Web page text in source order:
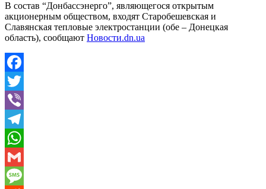
В состав “Донбассэнерго”, являющегося открытым
акционерным обществом, входят Старобешевская и
Славянская тепловые электростанции (обе – Донецкая
область), сообщают Новости.dn.ua
Facebook
Twitter
Viber
Telegram
WhatsApp
Gmail